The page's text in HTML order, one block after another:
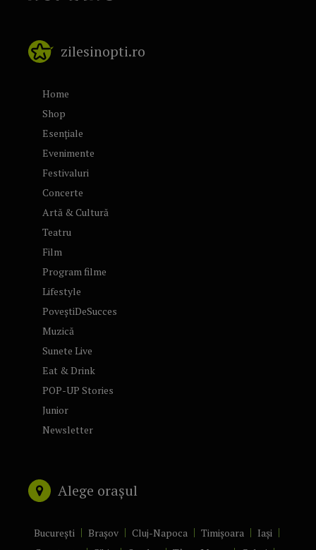
zilesinopti.ro
Home
Shop
Esențiale
Evenimente
Festivaluri
Concerte
Artă & Cultură
Teatru
Film
Program filme
Lifestyle
PoveștiDeSucces
Muzică
Sunete Live
Eat & Drink
POP-UP Stories
Junior
Newsletter
Alege orașul
București Brașov Cluj-Napoca Timișoara
Iași